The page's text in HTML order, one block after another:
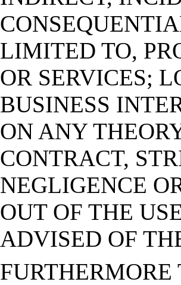
LIMITED TO,
OR SERVICES;
BUSINESS
ON ANY
CONTRACT,
NEGLIGENCE
OUT OF THE
ADVISED OF